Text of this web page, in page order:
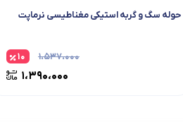
حوله سگ و گربه استیکی مغناطیسی نرماپت
۱،۵۳۷،۰۰۰
۱،۳۹۰،۰۰۰
۱۰